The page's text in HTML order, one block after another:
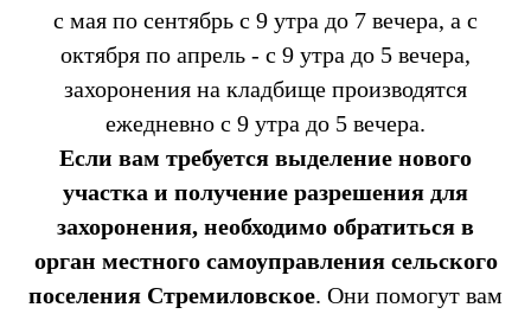
с мая по сентябрь с 9 утра до 7 вечера, а с
октября по апрель - с 9 утра до 5 вечера,
захоронения на кладбище производятся
ежедневно с 9 утра до 5 вечера.
Если вам требуется выделение нового
участка и получение разрешения для
захоронения, необходимо обратиться в
орган местного самоуправления сельского
поселения Стремиловское. Они помогут вам